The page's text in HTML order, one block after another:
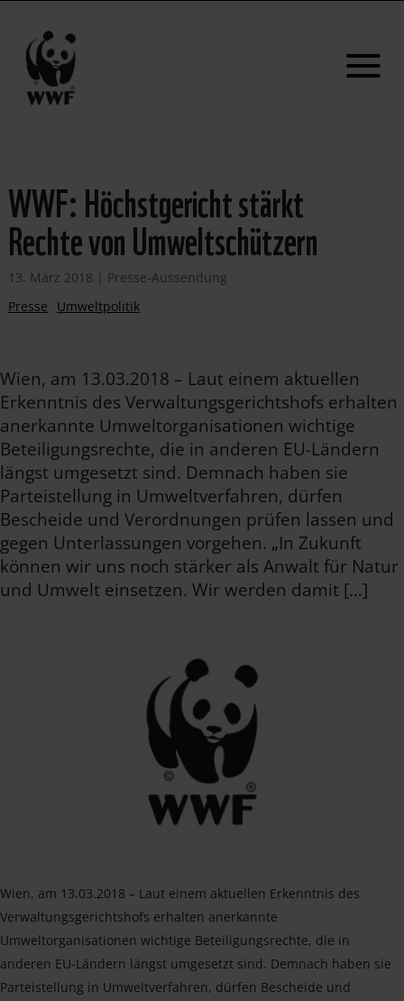
WWF: Höchstgericht stärkt
Rechte von Umweltschützern
13. März 2018 | Presse-Aussendung
Presse
Umweltpolitik
Wien, am 13.03.2018 – Laut einem aktuellen
Erkenntnis des Verwaltungsgerichtshofs erhalten
anerkannte Umweltorganisationen wichtige
Beteiligungsrechte, die in anderen EU-Ländern
längst umgesetzt sind. Demnach haben sie
Parteistellung in Umweltverfahren, dürfen
Bescheide und Verordnungen prüfen lassen und
gegen Unterlassungen vorgehen. „In Zukunft
können wir uns noch stärker als Anwalt für Natur
und Umwelt einsetzen. Wir werden damit […]
Wien, am 13.03.2018 – Laut einem aktuellen Erkenntnis des
Verwaltungsgerichtshofs erhalten anerkannte
Umweltorganisationen wichtige Beteiligungsrechte, die in
anderen EU-Ländern längst umgesetzt sind. Demnach haben sie
Parteistellung in Umweltverfahren, dürfen Bescheide und